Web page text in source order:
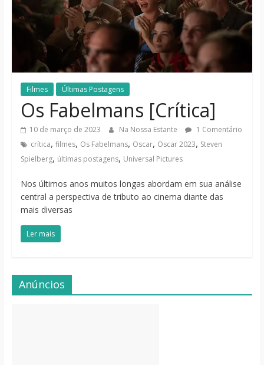
notícias
Filmes Últimas Postagens
Os Fabelmans [Crítica]
10 de março de 2023 Na Nossa Estante
1 Comentário
crítica, filmes, Os Fabelmans, Oscar, Oscar 2023, Steven
Spielberg, últimas postagens, Universal Pictures
Nos últimos anos muitos longas abordam em sua análise
central a perspectiva de tributo ao cinema diante das
mais diversas
Ler mais
Anúncios